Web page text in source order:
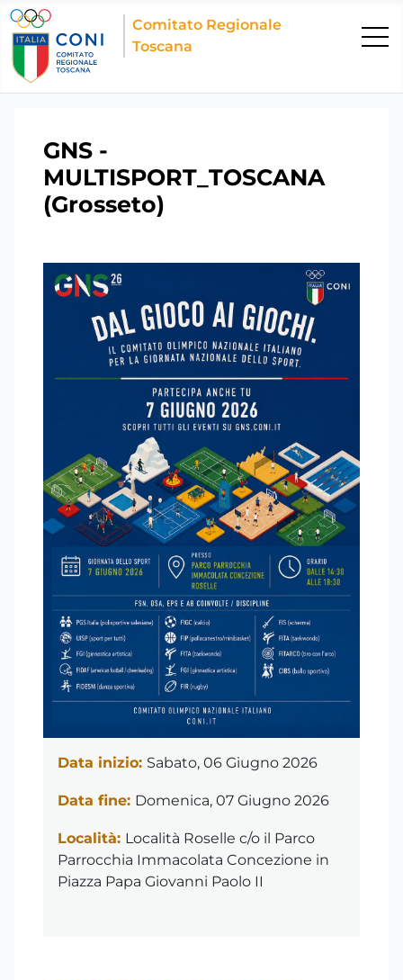
Comitato Regionale
Toscana
GNS -
MULTISPORT_TOSCANA
(Grosseto)
Data inizio: Sabato, 06 Giugno 2026
Data fine: Domenica, 07 Giugno 2026
Località: Località Roselle c/o il Parco
Parrocchia Immacolata Concezione in
Piazza Papa Giovanni Paolo II